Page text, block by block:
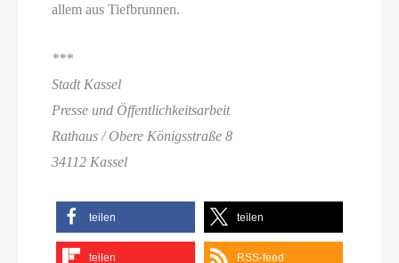
allem aus Tiefbrunnen.
***
Stadt Kassel
Presse und Öffentlichkeitsarbeit
Rathaus / Obere Königsstraße 8
34112 Kassel
teilen teilen
teilen RSS-feed